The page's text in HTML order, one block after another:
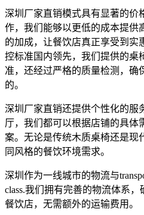
深圳厂家直销模式具有显著的价
作，我们能够以更低的成本提供
的加成，让餐饮店真正享受到实
控标准国内领先，我们提供的桌
准，还经过严格的质量检测，确
的。
深圳厂家直销还提供个性化的服
厅，我们都可以根据店铺的具体
案。无论是传统木质桌椅还是现
同风格的餐饮环境需求。
深圳作为一线城市的物流与
class.我们拥有完善的物流体系
餐饮店，无需额外的运输费用。